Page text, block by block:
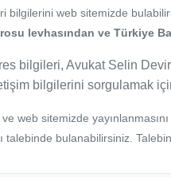
bilgilerini web sitemizde
levhasından ve Türkiye
bilgileri, Avukat Selin
bilgilerini sorgulamak
web sitemizde
talebinde bulanabilirsiniz.